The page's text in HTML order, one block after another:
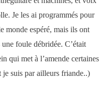
Je les ai programmés pour
monde espéré, mais ils ont
foule débridée. C’était
qui met à l’amende certaines
je suis par ailleurs friande..)